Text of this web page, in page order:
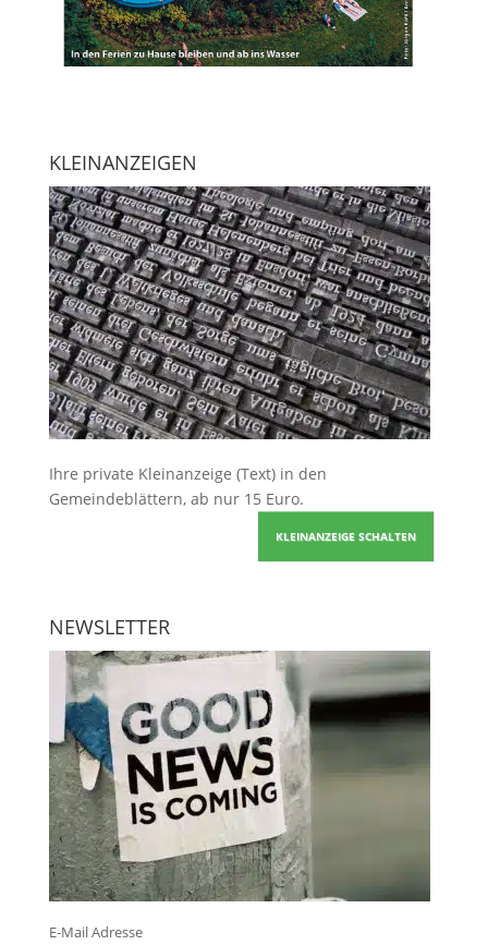
KLEINANZEIGEN
Ihre private Kleinanzeige (Text) in den
Gemeindeblättern, ab nur 15 Euro.
KLEINANZEIGE SCHALTEN
NEWSLETTER
E-Mail Adresse